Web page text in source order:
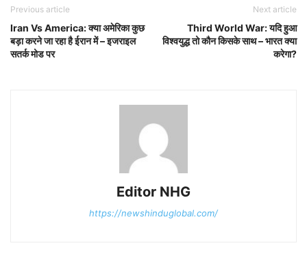
Previous article
Iran Vs America: क्या अमेरिका कुछ
बड़ा करने जा रहा है ईरान में – इजराइल
सतर्क मोड पर
Next article
Third World War: यदि हुआ
विश्वयुद्ध तो कौन किसके साथ – भारत क्या
करेगा?
Editor NHG
https://newshinduglobal.com/